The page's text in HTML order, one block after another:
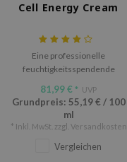
Cell Energy Cream
Eine professionelle
feuchtigkeitsspendende
81,99 € * UVP
Grundpreis: 55,19 €/ 100
ml
* Inkl. MwSt. zzgl. Versandkosten
Vergleichen